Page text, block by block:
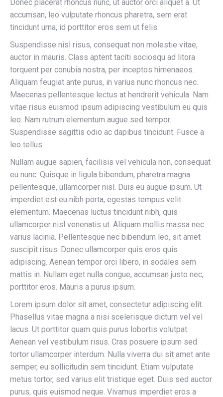
Donec placerat rhoncus nunc, ut auctor orci aliquet a. Ut
accumsan, leo vulputate rhoncus pharetra, sem erat
tincidunt urna, id porttitor eros sem ut felis.
Suspendisse nisl risus, consequat non molestie vitae,
auctor in mauris. Class aptent taciti sociosqu ad litora
torquent per conubia nostra, per inceptos himenaeos.
Aliquam feugiat ante purus, in varius nunc rhoncus nec.
Maecenas pellentesque lectus at hendrerit vehicula. Nam
vitae risus euismod ipsum adipiscing vestibulum eu quis
leo. Nam rutrum elementum augue sed tempor.
Suspendisse sagittis odio ac dapibus tincidunt. Fusce a
leo tellus.
Nullam augue sapien, facilisis vel vehicula non, consequat
eu nunc. Quisque in ligula bibendum, pharetra magna
pellentesque, ullamcorper nisl. Duis eu augue ipsum. Ut
imperdiet est eu nibh porta, egestas tempus velit
elementum. Maecenas luctus tincidunt nibh, quis
ullamcorper nisl venenatis ut. Aliquam mollis massa nec
varius lacinia. Pellentesque nec bibendum leo, sit amet
suscipit risus. Donec ullamcorper quis eros quis
adipiscing. Aenean tempor orci libero, in sodales sem
mattis in. Nullam eget nulla congue, accumsan justo nec,
porttitor eros. Mauris a purus ipsum.
Lorem ipsum dolor sit amet, consectetur adipiscing elit.
Phasellus vitae magna a nisi scelerisque dictum vel vel
lacus. Ut porttitor quam quis purus lobortis volutpat.
Aenean vel vestibulum risus. Cras posuere ipsum sed
tortor ullamcorper interdum. Nulla viverra dui sit amet ante
semper, eu sollicitudin sem tincidunt. Etiam vulputate
metus tortor, sed varius elit tristique eget. Duis sed auctor
purus, quis euismod neque. Vivamus imperdiet eros a